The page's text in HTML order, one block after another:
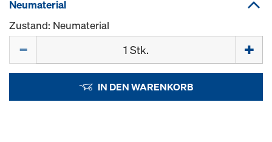
Neumaterial
Zustand: Neumaterial
IN DEN WARENKORB